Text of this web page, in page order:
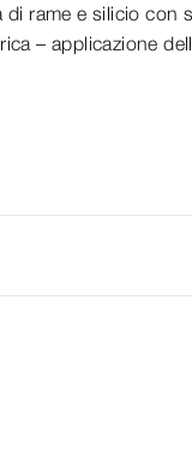
rame e silicio con
– applicazione